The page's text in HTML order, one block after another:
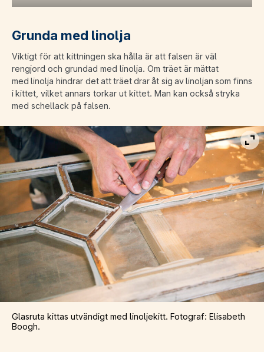
Grunda med linolja
Viktigt för att kittningen ska hålla är att falsen är väl
rengjord och grundad med linolja. Om träet är mättat
med linolja hindrar det att träet drar åt sig av linoljan som finns
i kittet, vilket annars torkar ut kittet. Man kan också stryka
med schellack på falsen.
Glasruta kittas utvändigt med linoljekitt. Fotograf: Elisabeth
Boogh.